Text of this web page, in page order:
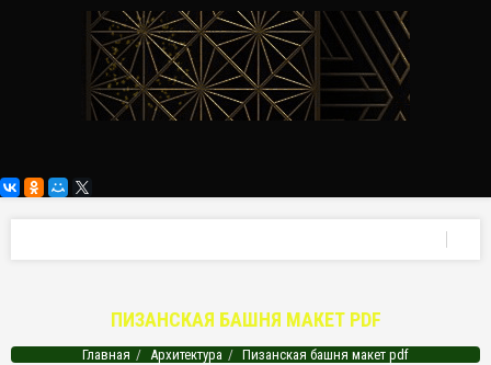
ПИЗАНСКАЯ БАШНЯ МАКЕТ PDF
Главная Архитектура Пизанская башня макет pdf